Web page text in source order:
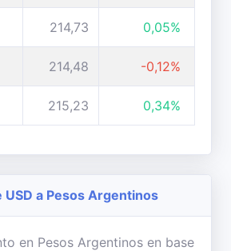
214,73 0,05%
214,48 -0,12%
215,23 0,34%
USD a Pesos Argentinos
en Pesos Argentinos en base